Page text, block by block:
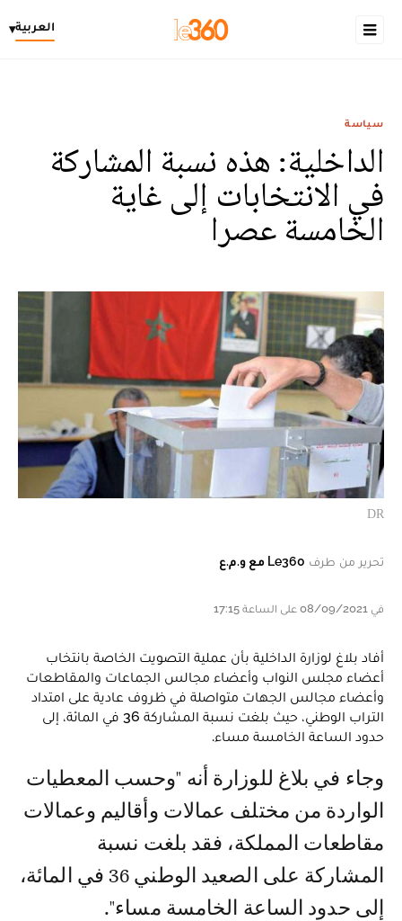
العربية▾
سياسة
الداخلية: هذه نسبة المشاركة
في الانتخابات إلى غاية
الخامسة عصرا
DR
تحرير من طرف Le360 مع و.م.ع
في 08/09/2021 على الساعة 17:15
أفاد بلاغ لوزارة الداخلية بأن عملية التصويت الخاصة بانتخاب
أعضاء مجلس النواب وأعضاء مجالس الجماعات والمقاطعات
وأعضاء مجالس الجهات متواصلة في ظروف عادية على امتداد
التراب الوطني، حيث بلغت نسبة المشاركة 36 في المائة، إلى
حدود الساعة الخامسة مساء.
وجاء في بلاغ للوزارة أنه "وحسب المعطيات
الواردة من مختلف عمالات وأقاليم وعمالات
مقاطعات المملكة، فقد بلغت نسبة
المشاركة على الصعيد الوطني 36 في المائة،
إلى حدود الساعة الخامسة مساء".